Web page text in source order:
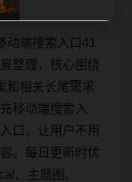
动端搜索入口41
整理，核心围绕
和相关长尾需求
移动端搜索入
口，让用户不用
。每日更新时优
、主题图、